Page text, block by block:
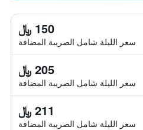
150 ﷼
سعر الليلة شامل الصريبة المضافة
205 ﷼
سعر الليلة شامل الصريبة المضافة
211 ﷼
سعر الليلة شامل الصريبة المضافة